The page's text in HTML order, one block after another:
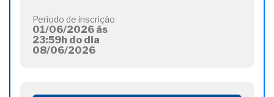
Período de inscrição
01/06/2026 ás
23:59h do dia
08/06/2026